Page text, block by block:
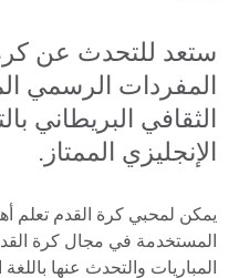
ستعد للتحدث عن
المفردات الرسمي
الثقافي البريطاني
الإنجليزي الممتاز.
يمكن لمحبي كرة القدم تعلم
المستخدمة في مجال كرة
المباريات والتحدث عنها